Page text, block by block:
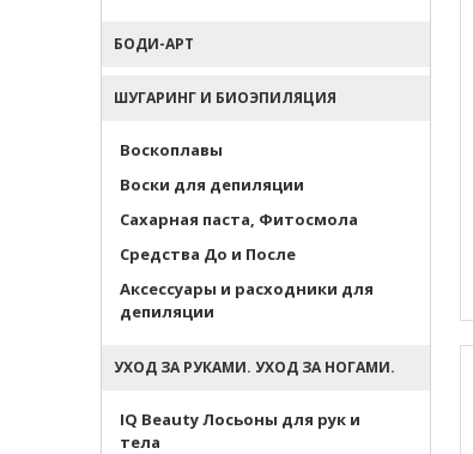
БОДИ-АРТ
ШУГАРИНГ И БИОЭПИЛЯЦИЯ
Воскоплавы
Воски для депиляции
Сахарная паста, Фитосмола
Средства До и После
Аксессуары и расходники для
депиляции
УХОД ЗА РУКАМИ. УХОД ЗА НОГАМИ.
IQ Beauty Лосьоны для рук и
тела